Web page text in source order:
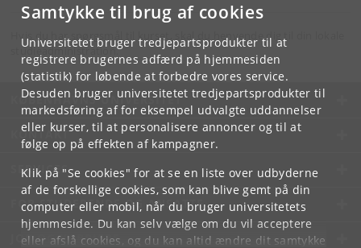
Samtykke til brug af cookies
Universitetet bruger tredjepartsprodukter til at
registrere brugernes adfærd på hjemmesiden
(statistik) for løbende at forbedre vores service.
Desuden bruger universitetet tredjepartsprodukter til
markedsføring af for eksempel udvalgte uddannelser
eller kurser, til at personalisere annoncer og til at
følge op på effekten af kampagner.
Klik på "Se cookies" for at se en liste over udbyderne
af de forskellige cookies, som kan blive gemt på din
computer eller mobil, når du bruger universitetets
hjemmeside. Du kan selv vælge om du vil acceptere
eller afslå cookies, og du kan altid ændre dit samtykke
Hvis du har spørgsmål til kurset, skal du henvende dig til din lokale
studieadministration.
KØBENHAVNS UNIVERSITET
KONTAKT
SERVICES
FOR STUDERENDE OG ANSATTE
JOB OG KARRIERE